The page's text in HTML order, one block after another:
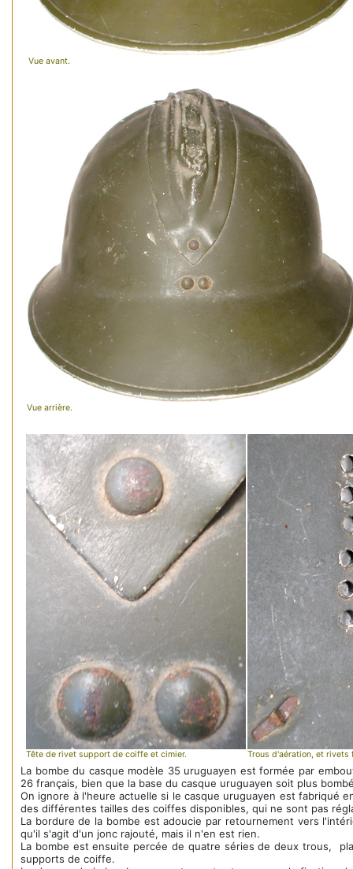
Vue avant.
Vue arrière.
Tête de rivet support de coiffe et cimier. Trous d'aération, et rivets
La bombe du casque modèle 35 uruguayen est formée par
26 français, bien que la base du casque uruguayen soit plus
On ignore à l'heure actuelle si le casque uruguayen est fabriqué
des différentes tailles des coiffes disponibles, qui ne sont pas
La bordure de la bombe est adoucie par retournement vers
qu'il s'agit d'un jonc rajouté, mais il n'en est rien.
La bombe est ensuite percée de quatre séries de deux trous,
supports de coiffe.